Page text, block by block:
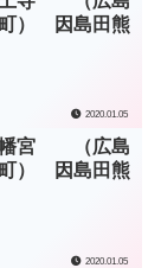
） 因島田熊
2020.01.05
幡宮 （広島
） 因島田熊
2020.01.05